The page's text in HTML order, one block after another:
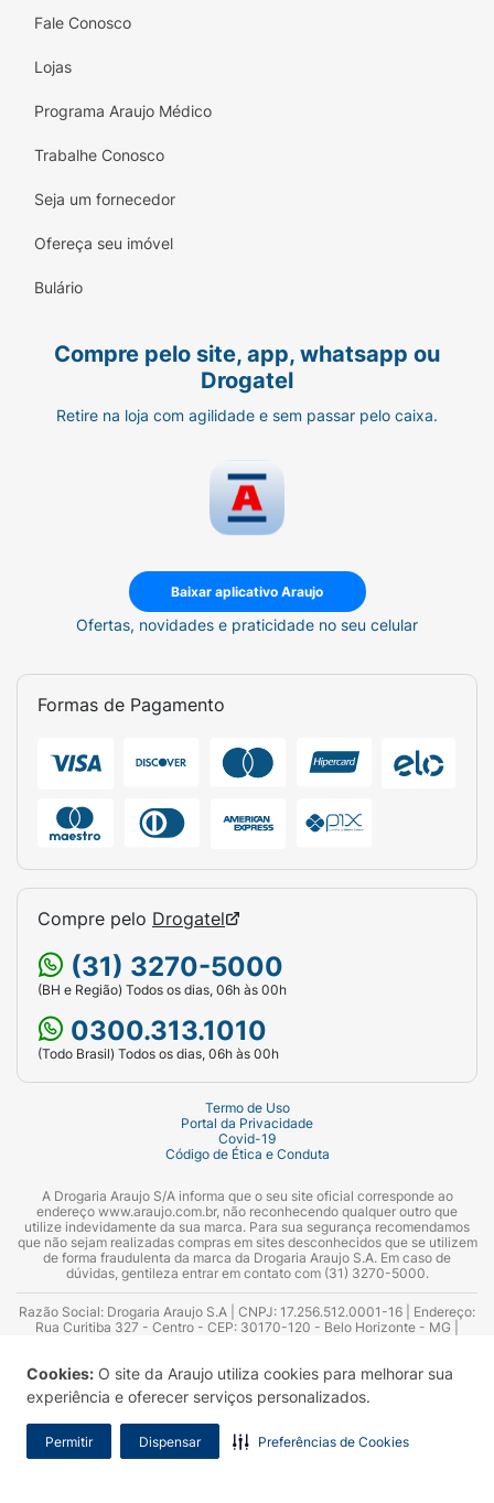
Cookies: O site da Araujo utiliza cookies para melhorar sua
experiência e oferecer serviços personalizados.
Permitir Dispensar Preferências de Cookies
Fale Conosco
Lojas
Programa Araujo Médico
Trabalhe Conosco
Seja um fornecedor
Ofereça seu imóvel
Bulário
Compre pelo site, app, whatsapp ou
Drogatel
Retire na loja com agilidade e sem passar pelo caixa.
Baixar aplicativo Araujo
Ofertas, novidades e praticidade no seu celular
Formas de Pagamento
Compre pelo Drogatel
(31) 3270-5000
(BH e Região) Todos os dias, 06h às 00h
0300.313.1010
(Todo Brasil) Todos os dias, 06h às 00h
Termo de Uso
Portal da Privacidade
Covid-19
Código de Ética e Conduta
A Drogaria Araujo S/A informa que o seu site oficial corresponde ao
endereço www.araujo.com.br, não reconhecendo qualquer outro que
utilize indevidamente da sua marca. Para sua segurança recomendamos
que não sejam realizadas compras em sites desconhecidos que se utilizem
de forma fraudulenta da marca da Drogaria Araujo S.A. Em caso de
dúvidas, gentileza entrar em contato com (31) 3270-5000.
Razão Social: Drogaria Araujo S.A | CNPJ: 17.256.512.0001-16 | Endereço:
Rua Curitiba 327 - Centro - CEP: 30170-120 - Belo Horizonte - MG |
Azevedo Guimarães – CRF 10.965 | Yasmin Silva Alvarenga – CRF 52.584 -
Consultor substituto: Thiago Aguiar Pinheiro - CRF Nº 13.748. Alvará
Sanitário: 2025020713 | Autorização de Funcionamento da Empresa (AFE):